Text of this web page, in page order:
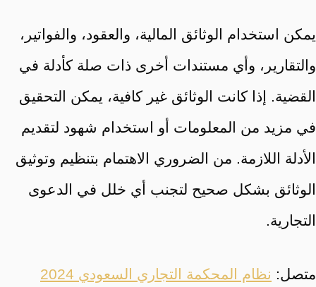
يمكن استخدام الوثائق المالية، والعقود، والفواتير،
والتقارير، وأي مستندات أخرى ذات صلة كأدلة في
القضية. إذا كانت الوثائق غير كافية، يمكن التحقيق
في مزيد من المعلومات أو استخدام شهود لتقديم
الأدلة اللازمة. من الضروري الاهتمام بتنظيم وتوثيق
الوثائق بشكل صحيح لتجنب أي خلل في الدعوى
التجارية.
متصل: نظام المحكمة التجاري السعودي 2024